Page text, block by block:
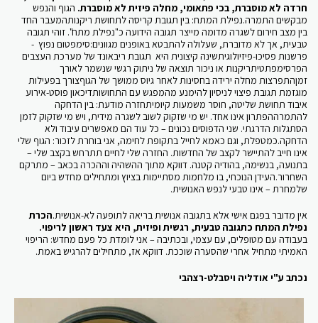
חרדה לא מוסברת, בכי פתאומי, מחלה פיזית לא מוסברת. הגוף והנפש
מבקשים התמרה.נפילת המתח: בין תגובת קריסה לתחושת ריקנותהמעבר החד
בין מצב חירום לשגרה מדומה מייצר תגובה הידועה כ"נפילת מתח". זוהי תגובה
טבעית, אך לא מדוברת, שעלולה להתבטא באופנים מגוונים:סימפטום נפוץ -
פרשנות פסיכו-פיזיולוגיתשינה קיצונית היא תגובת ריבאונד של מערכת העצבים
הפרסימפתטיתריקנות או ניכור תוצאה של ניתוק רגשי שנשמר לאורך
זמןהתפרצות מחלה ירידה בחסינות לאחר גיוס ממושך של הגוףצורך בפעילות
מוגזמת תגובת פיצוי לניסיון להימנע מהמפגש עם התחושותדיכאון פוסט-אירוע
איבוד תחושת שליטה, חוסר משמעות קיומיתחזרה מודעת: בין הדחקה
להתמרההפתרון אינו אחד. יש מי שזקוק לשוב לשגרה מידית, ויש מי שזקוק לזמן
הסתגלות הדרגתי. שני הדפוסים נכונים – כל עוד הם מאפשרים עיבוד ולא
הדחקה.כמטפלת, וגם כאמא לחייל בתקופת לחימה, אני בוחרת לזכור: הגוף שלי
אינו חייב להתיישר לקצב של החדשות. החזרה שלי לחיים תתרחש בקצב שלי –
בתנועה, בנשימה, בהודיה קטנה. דווקא מתוך ההשהיה וההכרה בכאב – מתרקם
השחרור.העידן הנוכחי, בו מלחמות מסתיימות בציוץ ומתחילים מחדש ביום
שלמחרת – אינו טבעי לנפש האנושית.
אין מדובר בפגם אישי אלא בתגובה אנושית בריאה לתופעה לא-אנושית.הכרת
נפילת המתח כתגובה טבעית, רגשית ופיזית, היא צעד ראשון לריפוי.
בעבודה עם מטופלים, עם עצמי, ובכתיבה – אני לומדת כל פעם מחדש: הריפוי
האמיתי מתחיל אחרי שהסערה שוככת. דווקא אז, מתחילים להרגיש באמת.
נכתב ע"י אודליה ויסבלט-רצהבי